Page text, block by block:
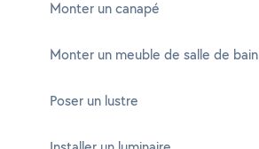
Monter un canapé
Monter un meuble de salle de
Poser un lustre